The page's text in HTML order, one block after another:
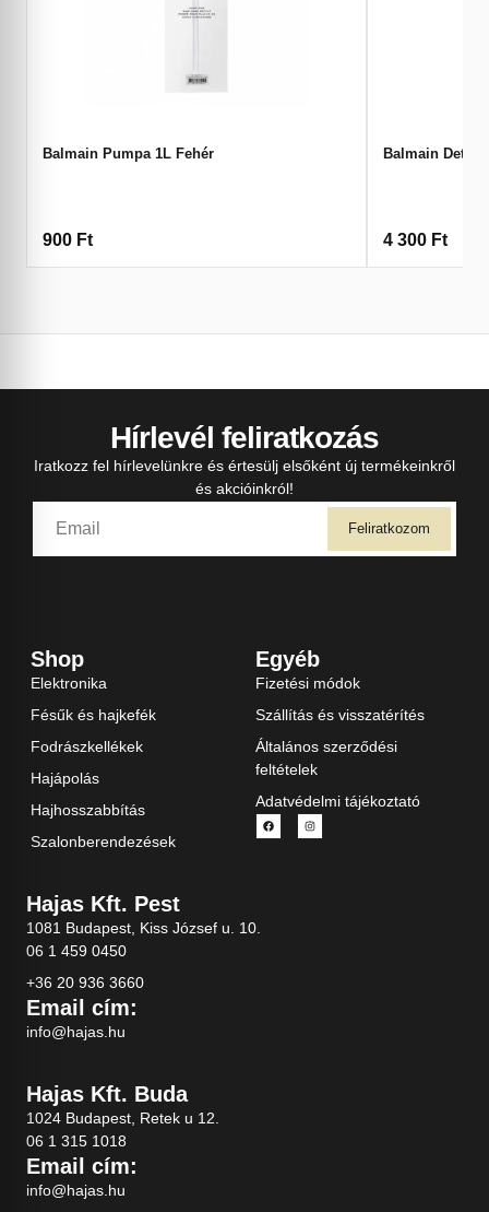
Balmain Pumpa 1L Fehér
900 Ft
Balmain
4 300 Ft
Hírlevél feliratkozás
Iratkozz fel hírlevelünkre és értesülj elsőként új termékeinkről
és akcióinkról!
Feliratkozom
Shop
Elektronika
Fésűk és hajkefék
Fodrászkellékek
Hajápolás
Hajhosszabbítás
Szalonberendezések
Egyéb
Fizetési módok
Szállítás és visszatérítés
Általános szerződési
feltételek
Adatvédelmi tájékoztató
Hajas Kft. Pest
1081 Budapest, Kiss József u. 10.
06 1 459 0450
+36 20 936 3660
Email cím:
info@hajas.hu
Hajas Kft. Buda
1024 Budapest, Retek u 12.
06 1 315 1018
Email cím:
info@hajas.hu